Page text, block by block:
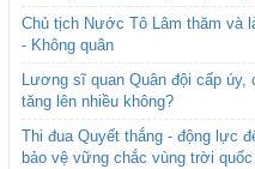
Chủ tịch Nước Tô Lâm thăm và
- Không quân
Lương sĩ quan Quân đội cấp
tăng lên nhiều không?
Thi đua Quyết thắng - động lực
bảo vệ vững chắc vùng trời